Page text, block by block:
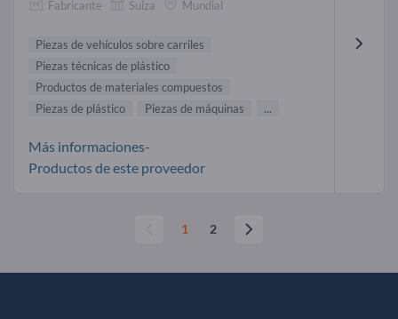
Fabricante Suiza Mundial
Piezas de vehículos sobre carriles
Piezas técnicas de plástico
Productos de materiales compuestos
Piezas de plástico
Piezas de máquinas ...
Más informaciones-
Productos de este proveedor
1 2